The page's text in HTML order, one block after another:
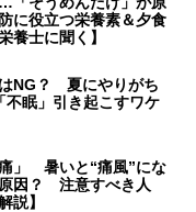
に役立つ栄養素＆夕食
養士に聞く】
NG？ 夏にやりがち
不眠」引き起こすワケ
痛」 暑いと“痛風”にな
因？ 注意すべき人
説】